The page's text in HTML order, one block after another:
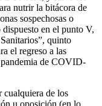
nutrir la bitácora de
sospechosas o
en el punto V,
quinto
el regreso a las
de COVID-
cualquiera de los